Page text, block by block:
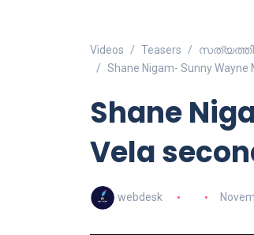
Videos Teasers
Shane Nigam- Sunny
Shane
Vela
webdesk